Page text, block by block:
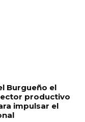
Burgueño el
productivo
impulsar el